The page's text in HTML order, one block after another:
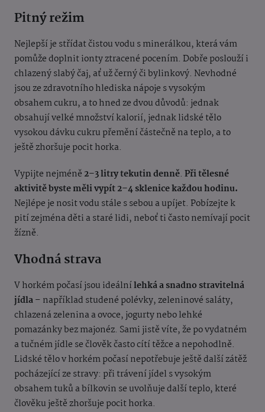
Pitný režim
Nejlepší je střídat čistou vodu s minerálkou, která vám
pomůže doplnit ionty ztracené pocením. Dobře poslouží i
chlazený slabý čaj, ať už černý či bylinkový. Nevhodné
jsou ze zdravotního hlediska nápoje s vysokým
obsahem cukru, a to hned ze dvou důvodů: jednak
obsahují velké množství kalorií, jednak lidské tělo
vysokou dávku cukru přemění částečně na teplo, a to
ještě zhoršuje pocit horka.
Vypijte nejméně 2–3 litry tekutin denně. Při tělesné
aktivitě byste měli vypít 2–4 sklenice každou hodinu.
Nejlépe je nosit vodu stále s sebou a upíjet. Pobízejte k
pití zejména děti a staré lidi, neboť ti často nemívají pocit
žízně.
Vhodná strava
V horkém počasí jsou ideálnílehká a snadno stravitelná
jídla– například studené polévky, zeleninové saláty,
chlazená zelenina a ovoce, jogurty nebo lehké
pomazánky bez majonéz. Sami jistě víte, že po vydatném
a tučném jídle se člověk často cítí těžce a nepohodlně.
Lidské tělo v horkém počasí nepotřebuje ještě další zátěž
pocházející ze stravy: při trávení jídel s vysokým
obsahem tuků a bílkovin se uvolňuje další teplo, které
člověku ještě zhoršuje pocit horka.